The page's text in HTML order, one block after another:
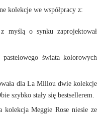
kolekcje we współpracy z:
myślą o synku zaprojektował
świata kolorowych
dla La Millou dwie kolekcje
szybko stały się bestsellerem.
kolekcja Meggie Rose niesie ze